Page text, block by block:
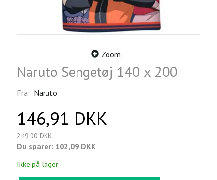
Zoom
Naruto Sengetøj 140 x 200
Fra: Naruto
146,91 DKK
249,00 DKK
Du sparer: 102,09 DKK
Ikke på lager